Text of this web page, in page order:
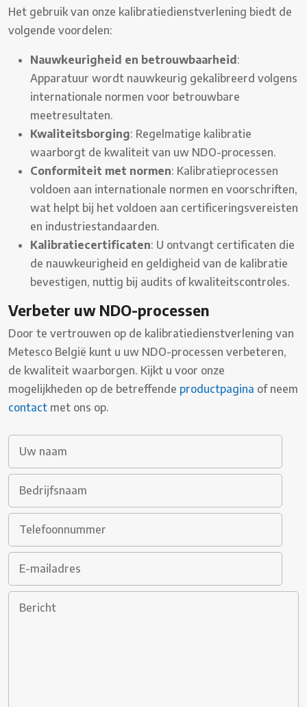
Het gebruik van onze kalibratiedienstverlening biedt de
volgende voordelen:
Nauwkeurigheid en betrouwbaarheid :
Apparatuur wordt nauwkeurig gekalibreerd volgens
internationale normen voor betrouwbare
meetresultaten.
Kwaliteitsborging: Regelmatige kalibratie
waarborgt de kwaliteit van uw NDO-processen.
Conformiteit met normen: Kalibratieprocessen
voldoen aan internationale normen en voorschriften,
wat helpt bij het voldoen aan certificeringsvereisten
en industriestandaarden.
Kalibratiecertificaten: U ontvangt certificaten die
de nauwkeurigheid en geldigheid van de kalibratie
bevestigen, nuttig bij audits of kwaliteitscontroles.
Verbeter uw NDO-processen
Door te vertrouwen op de kalibratiedienstverlening van
Metesco België kunt u uw NDO-processen verbeteren,
de kwaliteit waarborgen. Kijkt u voor onze
mogelijkheden op de betreffende productpagina of neem
contact met ons op.